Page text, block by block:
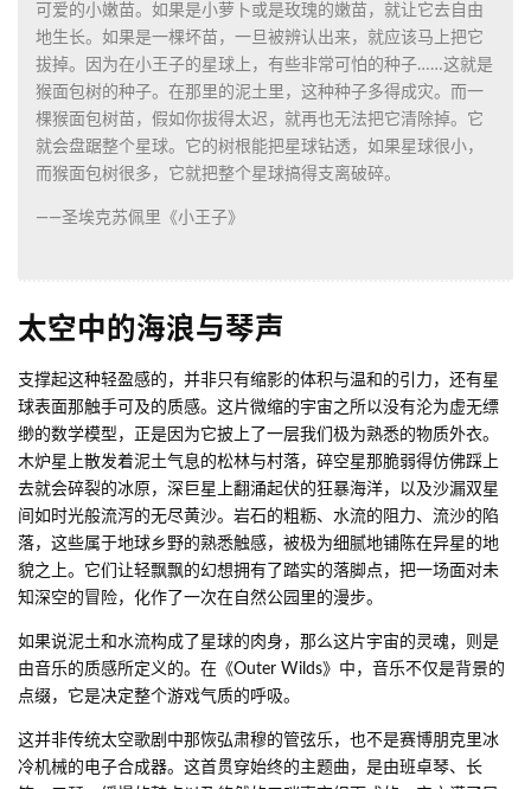
可爱的小嫩苗。如果是小萝卜或是玫瑰的嫩苗，就让它去自由
地生长。如果是一棵坏苗，一旦被辨认出来，就应该马上把它
拔掉。因为在小王子的星球上，有些非常可怕的种子……这就是
猴面包树的种子。在那里的泥土里，这种种子多得成灾。而一
棵猴面包树苗，假如你拔得太迟，就再也无法把它清除掉。它
就会盘踞整个星球。它的树根能把星球钻透，如果星球很小，
而猴面包树很多，它就把整个星球搞得支离破碎。
——圣埃克苏佩里《小王子》
太空中的海浪与琴声
支撑起这种轻盈感的，并非只有缩影的体积与温和的引力，还有星
球表面那触手可及的质感。这片微缩的宇宙之所以没有沦为虚无缥
缈的数学模型，正是因为它披上了一层我们极为熟悉的物质外衣。
木炉星上散发着泥土气息的松林与村落，碎空星那脆弱得仿佛踩上
去就会碎裂的冰原，深巨星上翻涌起伏的狂暴海洋，以及沙漏双星
间如时光般流泻的无尽黄沙。岩石的粗粝、水流的阻力、流沙的陷
落，这些属于地球乡野的熟悉触感，被极为细腻地铺陈在异星的地
貌之上。它们让轻飘飘的幻想拥有了踏实的落脚点，把一场面对未
知深空的冒险，化作了一次在自然公园里的漫步。
如果说泥土和水流构成了星球的肉身，那么这片宇宙的灵魂，则是
由音乐的质感所定义的。在《Outer Wilds》中，音乐不仅是背景的
点缀，它是决定整个游戏气质的呼吸。
这并非传统太空歌剧中那恢弘肃穆的管弦乐，也不是赛博朋克里冰
冷机械的电子合成器。这首贯穿始终的主题曲，是由班卓琴、长